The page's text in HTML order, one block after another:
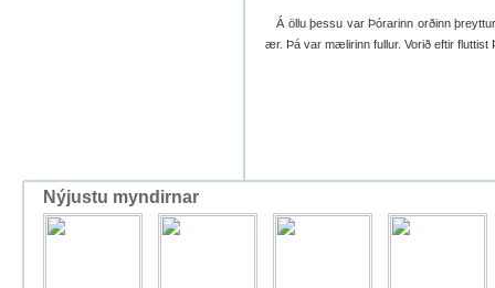
Á öllu þessu var Þórarinn orðinn
ær. Þá var mælirinn fullur. Vorið eftir fluttist
Nýjustu myndirnar